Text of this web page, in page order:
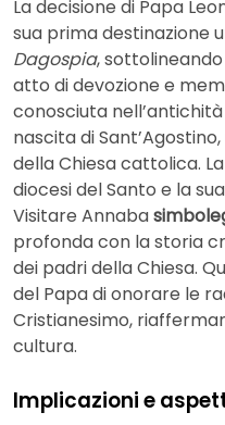
La decisione di Papa
sua prima destinazione
Dagospia,
atto di devozione e
conosciuta
nascita di
della Chiesa cattolica.
diocesi del Santo e la
Visitare Annaba
profonda con la storia
dei padri della Chiesa.
del Papa di onorare le
Cristianesimo,
cultura.
Implicazioni e